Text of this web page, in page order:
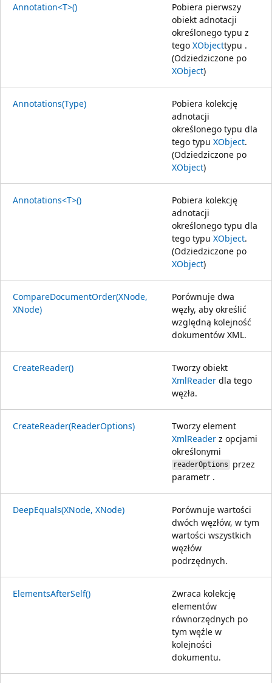
Annotation<T>()
Pobiera pierwszy
obiekt adnotacji
określonego typu z
tego XObjecttypu .
(Odziedziczone po
XObject)
Annotations(Type)
Pobiera kolekcję
adnotacji
określonego typu dla
tego typu XObject.
(Odziedziczone po
XObject)
Annotations<T>()
Pobiera kolekcję
adnotacji
określonego typu dla
tego typu XObject.
(Odziedziczone po
XObject)
CompareDocumentOrder(XNode,
XNode)
Porównuje dwa
węzły, aby określić
względną kolejność
dokumentów XML.
CreateReader()
Tworzy obiekt
XmlReader dla tego
węzła.
CreateReader(ReaderOptions)
Tworzy element
XmlReader z opcjami
określonymi
readerOptions
przez
parametr .
DeepEquals(XNode, XNode)
Porównuje wartości
dwóch węzłów, w tym
wartości wszystkich
węzłów
podrzędnych.
ElementsAfterSelf()
Zwraca kolekcję
elementów
równorzędnych po
tym węźle w
kolejności
dokumentu.